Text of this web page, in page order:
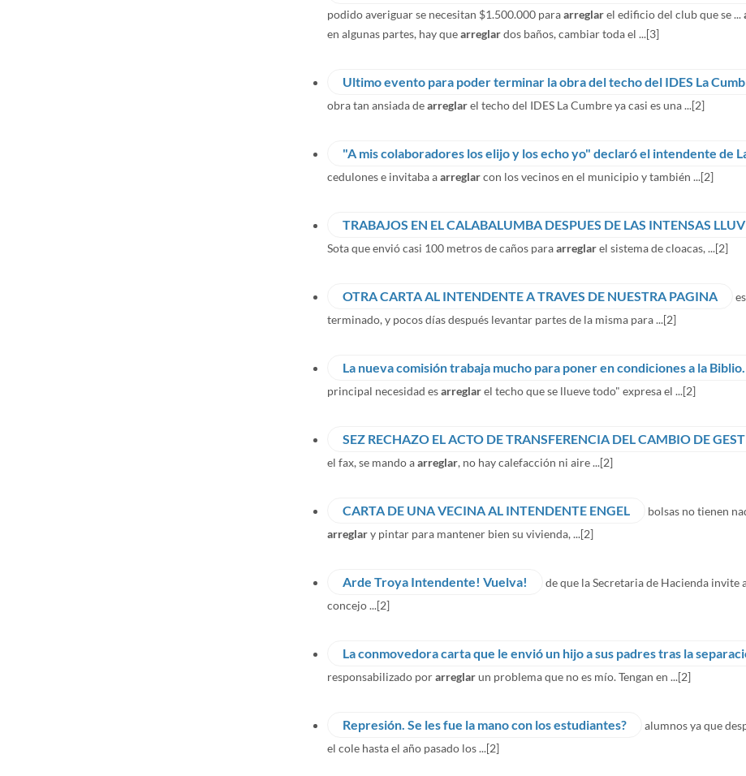
podido averiguar se necesitan $1.500.000 paraarreglarel edificio del club que se ...
en algunas partes, hay quearreglardos baños, cambiar toda el ...[3]
Ultimo evento para poder terminar la obra del techo del IDES La
obra tan ansiada dearreglarel techo del IDES La Cumbre ya casi es una ...[2]
"A mis colaboradores los elijo y los echo yo" declaró el intendente de
cedulones e invitaba aarreglarcon los vecinos en el municipio y también ...[2]
TRABAJOS EN EL CALABALUMBA DESPUES DE LAS INTENSAS
Sota que envió casi 100 metros de caños paraarreglarel sistema de cloacas, ...[2]
OTRA CARTA AL INTENDENTE A TRAVES DE NUESTRA PAGINA
terminado, y pocos días después levantar partes de la misma para ...[2]
La nueva comisión trabaja mucho para poner en condiciones a la Biblio.
principal necesidad esarreglarel techo que se llueve todo" expresa el ...[2]
SEZ RECHAZO EL ACTO DE TRANSFERENCIA DEL CAMBIO DE
el fax, se mando aarreglar, no hay calefacción ni aire ...[2]
CARTA DE UNA VECINA AL INTENDENTE ENGEL
bolsas no tienen
arreglary pintar para mantener bien su vivienda, ...[2]
Arde Troya Intendente! Vuelva! de que la Secretaria de Hacienda invite
concejo ...[2]
La conmovedora carta que le envió un hijo a sus padres tras la
responsabilizado porarreglarun problema que no es mío. Tengan en ...[2]
Represión. Se les fue la mano con los estudiantes? alumnos ya que
el cole hasta el año pasado los ...[2]